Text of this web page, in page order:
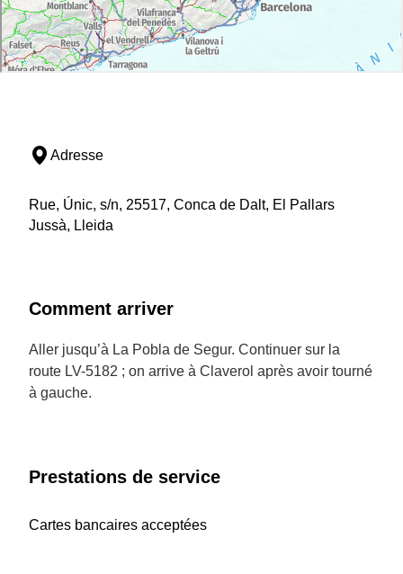
Adresse
Rue, Únic, s/n, 25517, Conca de Dalt, El Pallars
Jussà, Lleida
Comment arriver
Aller jusqu’à La Pobla de Segur. Continuer sur la
route LV-5182 ; on arrive à Claverol après avoir tourné
à gauche.
Prestations de service
Cartes bancaires acceptées